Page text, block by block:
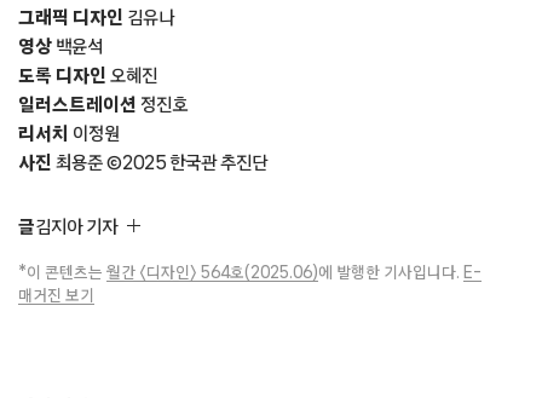
그래픽 디자인 김유나
영상 백윤석
도록 디자인 오혜진
일러스트레이션 정진호
리서치 이정원
사진 최용준 ©2025 한국관 추진단
글김지아 기자
*이 콘텐츠는 월간 〈디자인〉 564호(2025.06)에 발행한 기사입니다. E-
매거진 보기